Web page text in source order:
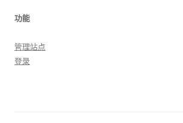
功能
管理站点
登录